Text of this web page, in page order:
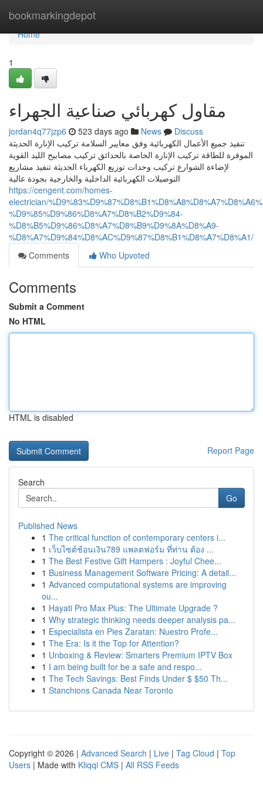
bookmarkingdepot
Home
Home
1
مقاول كهربائي صناعية الجهراء
jordan4q77jzp6 523 days ago News
Discuss
تنفيذ جميع الأعمال الكهربائية وفق معايير السلامة تركيب الإنارة الحديثة
الموفرة للطاقة تركيب الإنارة الخاصة بالحدائق تركيب مصابيح الليد القوية
لإضاءة الشوارع تركيب وحدات توزيع الكهرباء الحديثة تنفيذ مشاريع
التوصيلات الكهربائية الداخلية والخارجية بجودة عالية
https://cengent.com/homes-
electrician/
%D9%85%D9%86%D8%A7%D8%B2%D9%84-
%D8%B5%D9%86%D8%A7%D8%B9%D9%8A%D8%A9-
%D8%A7%D9%84%D8%AC%D9%87%D8%B1%D8%A7%D8%A1/
Comments
Who Upvoted
Comments
Submit a Comment
No HTML
HTML is disabled
Report Page
Search
Go
Published News
1 The critical function of contemporary centers i...
1 เว็บไซต์ช้อนเงิน789 แพลตฟอร์ม ที่ท่าน ต้อง ...
1 The Best Festive Gift Hampers : Joyful Chee...
1 Business Management Software Pricing: A detail...
1 Advanced computational systems are improving
ou...
1 Hayati Pro Max Plus: The Ultimate Upgrade ?
1 Why strategic thinking needs deeper analysis pa...
1 Especialista en Pies Zaratan: Nuestro Profe...
1 The Era: Is it the Top for Attention?
1 Unboxing & Review: Smarters Premium IPTV Box
1 I am being built for be a safe and respo...
1 The Tech Savings: Best Finds Under $ $50 Th...
1 Stanchions Canada Near Toronto
Copyright © 2026 | Advanced Search | Live | Tag Cloud | Top
Users | Made with Kliqqi CMS | All RSS Feeds